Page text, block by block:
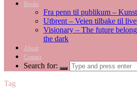
Books
Fra penn til publikum –
Utbrent – Veien tilbake til
Visionary – The future
the dark
About
Contact
Search for:
Tag